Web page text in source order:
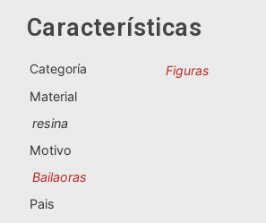
Souvenirs de España
Souvenirs de Portugal
Características
Categoría
Figuras
Material
resina
Motivo
Bailaoras
Pais